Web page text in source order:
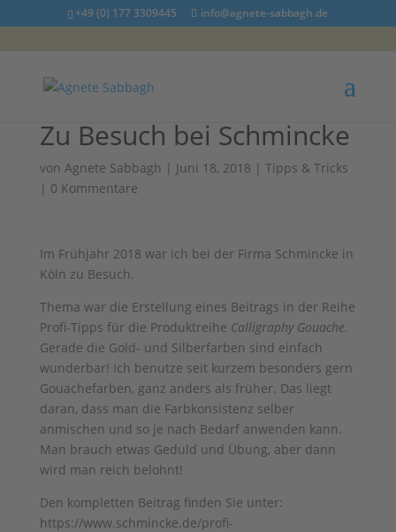
+49 (0) 177 3309445 info@agnete-sabbagh.de
Zu Besuch bei Schmincke
von Agnete Sabbagh | Juni 18, 2018 | Tipps & Tricks
| 0 Kommentare
Im Frühjahr 2018 war ich bei der Firma Schmincke in
Köln zu Besuch.
Thema war die Erstellung eines Beitrags in der Reihe
Profi-Tipps für die Produktreihe Calligraphy Gouache.
Gerade die Gold- und Silberfarben sind einfach
wunderbar! Ich benutze seit kurzem besonders gern
Gouachefarben, ganz anders als früher. Das liegt
daran, dass man die Farbkonsistenz selber
anmischen und so je nach Bedarf anwenden kann.
Man brauch etwas Geduld und Übung, aber dann
wird man reich belohnt!
Den kompletten Beitrag finden Sie unter:
https://www.schmincke.de/profi-